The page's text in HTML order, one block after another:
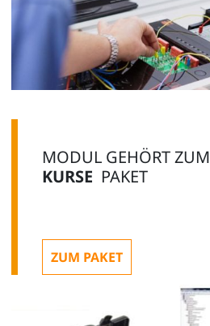
MODUL GEHÖRT ZUM
KURSE PAKET
ZUM PAKET